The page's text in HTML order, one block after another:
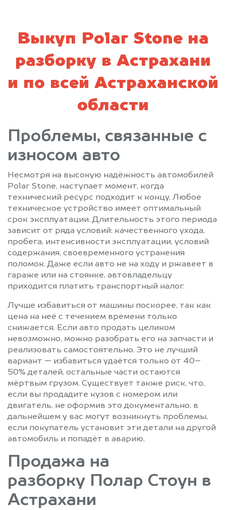
Выкуп Polar Stone на
разборку в Астрахани
и по всей Астраханской
области
Проблемы, связанные с
износом авто
Несмотря на высокую надёжность автомобилей
Polar Stone, наступает момент, когда
технический ресурс подходит к концу. Любое
техническое устройство имеет оптимальный
срок эксплуатации. Длительность этого периода
зависит от ряда условий: качественного ухода,
пробега, интенсивности эксплуатации, условий
содержания, своевременного устранения
поломок. Даже если авто не на ходу и ржавеет в
гараже или на стоянке, автовладельцу
приходится платить транспортный налог.
Лучше избавиться от машины поскорее, так как
цена на неё с течением времени только
снижается. Если авто продать целиком
невозможно, можно разобрать его на запчасти и
реализовать самостоятельно. Это не лучший
вариант — избавиться удаётся только от 40–
50% деталей, остальные части остаются
мёртвым грузом. Существует также риск, что,
если вы продадите кузов с номером или
двигатель, не оформив это документально, в
дальнейшем у вас могут возникнуть проблемы,
если покупатель установит эти детали на другой
автомобиль и попадёт в аварию.
Продажа на
разборку Полар Стоун в
Астрахани